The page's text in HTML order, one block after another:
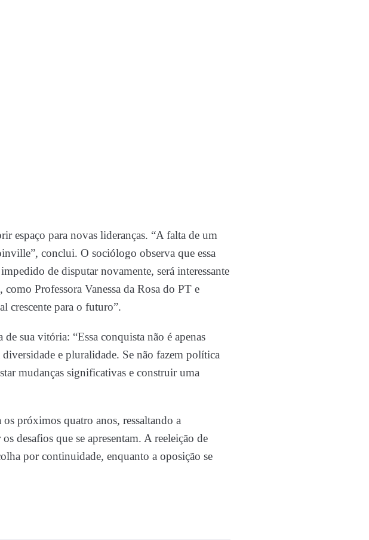
espaço para novas lideranças. “A falta de um
conclui. O sociólogo observa que essa
de disputar novamente, será interessante
Professora Vanessa da Rosa do PT e
crescente para o futuro”.
sua vitória: “Essa conquista não é apenas
e pluralidade. Se não fazem política
mudanças significativas e construir uma
próximos quatro anos, ressaltando a
desafios que se apresentam. A reeleição de
por continuidade, enquanto a oposição se